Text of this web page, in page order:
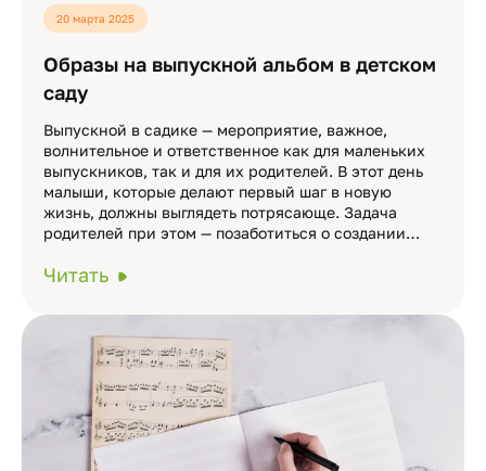
20 марта 2025
Образы на выпускной альбом в детском
саду
Выпускной в садике — мероприятие, важное,
волнительное и ответственное как для маленьких
выпускников, так и для их родителей. В этот день
малыши, которые делают первый шаг в новую
жизнь, должны выглядеть потрясающе. Задача
родителей при этом — позаботиться о создании…
Читать